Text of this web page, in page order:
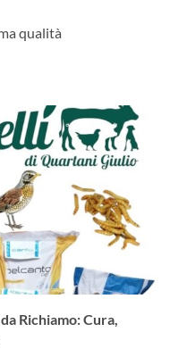
qualità
Richiamo: Cura,